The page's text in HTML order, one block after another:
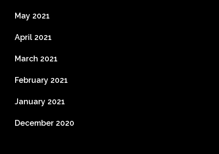
May 2021
April 2021
March 2021
February 2021
January 2021
December 2020